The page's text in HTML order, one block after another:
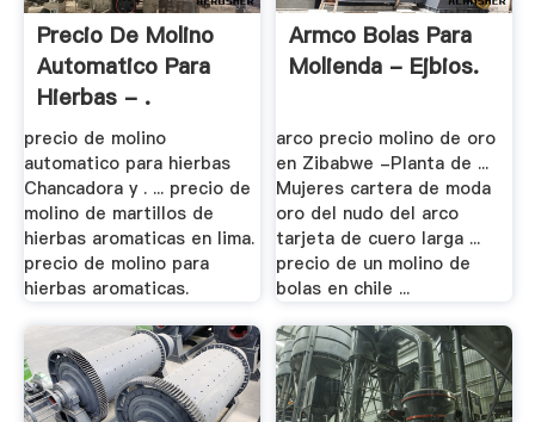
Precio De Molino
Automatico Para
Hierbas - .
precio de molino
automatico para hierbas
Chancadora y . ... precio de
molino de martillos de
hierbas aromaticas en lima.
precio de molino para
hierbas aromaticas.
Armco Bolas Para
Molienda - Ejbios.
arco precio molino de oro
en Zibabwe -Planta de ...
Mujeres cartera de moda
oro del nudo del arco
tarjeta de cuero larga ...
precio de un molino de
bolas en chile ...